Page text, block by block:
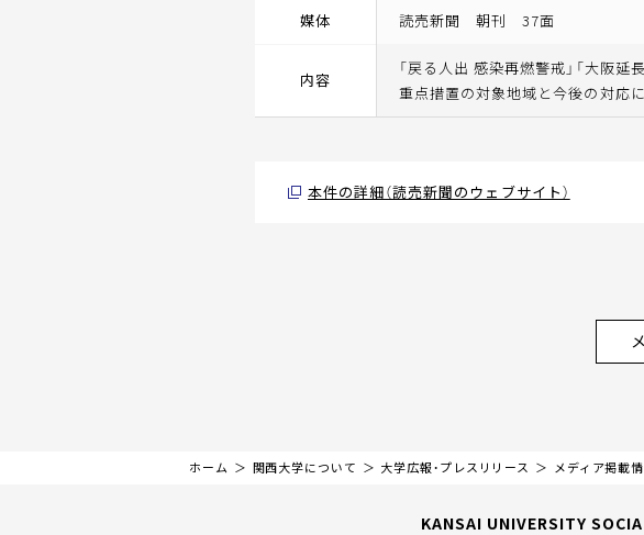
媒体 読売新聞 朝刊 37面
内容
「戻る人出 感染再燃警戒」「大阪延
重点措置の対象地域と今後の対応
本件の詳細（読売新聞のウェブサイト）
ホーム 関西大学について 大学広報・プレスリリース メディア掲載
KANSAI UNIVERSITY